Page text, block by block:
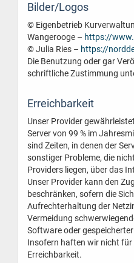
Bilder/Logos
© Eigenbetrieb
Wangerooge – https://
© Julia Ries – https://
Die Benutzung oder gar
schriftliche Zustimmung
Erreichbarkeit
Unser Provider
Server von 99 % im
sind Zeiten, in denen der
sonstiger Probleme, die
Providers liegen, über das
Unser Provider kann den
beschränken, sofern die
Aufrechterhaltung der
Vermeidung
Software oder
Insofern haften wir nicht für
Erreichbarkeit.